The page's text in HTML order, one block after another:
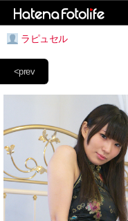
ラピュセル
<prev